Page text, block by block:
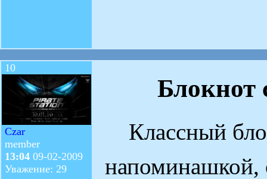
10
Czar
member
13:04 09-02-2009
Уважение: 29
Блокнот
Классный
напоминашкой,